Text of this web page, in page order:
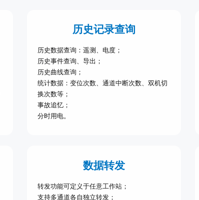
历史记录查询
历史数据查询：遥测、电度；
历史事件查询、导出；
历史曲线查询；
统计数据：变位次数、通道中断次数、双机切
换次数等；
事故追忆；
分时用电。
数据转发
转发功能可定义于任意工作站；
支持多通道各自独立转发；